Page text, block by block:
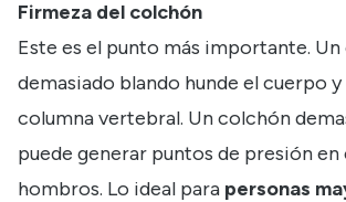
Firmeza del colchón
Este es el punto más importante.
demasiado blando hunde el cuerpo y
columna vertebral. Un colchón
puede generar puntos de presión en
hombros. Lo ideal para personas